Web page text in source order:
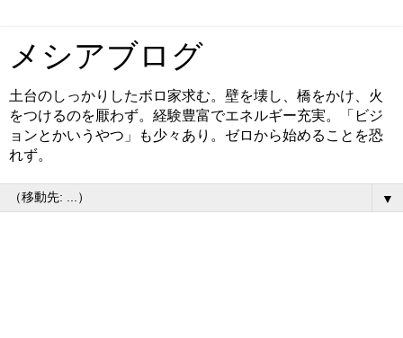
メシアブログ
土台のしっかりしたボロ家求む。壁を壊し、橋をかけ、火
をつけるのを厭わず。経験豊富でエネルギー充実。「ビジ
ョンとかいうやつ」も少々あり。ゼロから始めることを恐
れず。
▼